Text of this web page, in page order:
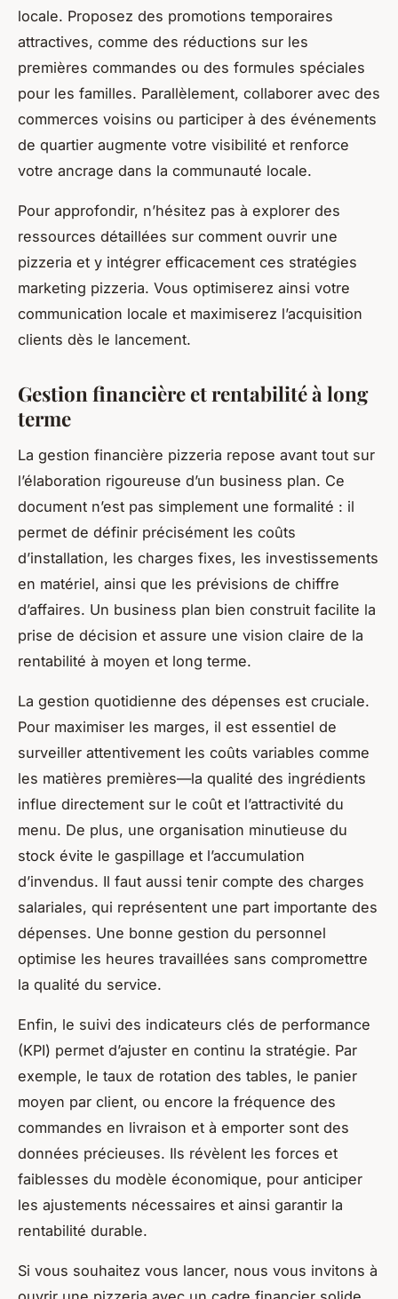
locale. Proposez des promotions temporaires
attractives, comme des réductions sur les
premières commandes ou des formules spéciales
pour les familles. Parallèlement, collaborer avec des
commerces voisins ou participer à des événements
de quartier augmente votre visibilité et renforce
votre ancrage dans la communauté locale.
Pour approfondir, n’hésitez pas à explorer des
ressources détaillées sur comment ouvrir une
pizzeria et y intégrer efficacement ces stratégies
marketing pizzeria. Vous optimiserez ainsi votre
communication locale et maximiserez l’acquisition
clients dès le lancement.
Gestion financière et rentabilité à long
terme
La gestion financière pizzeria repose avant tout sur
l’élaboration rigoureuse d’un business plan. Ce
document n’est pas simplement une formalité : il
permet de définir précisément les coûts
d’installation, les charges fixes, les investissements
en matériel, ainsi que les prévisions de chiffre
d’affaires. Un business plan bien construit facilite la
prise de décision et assure une vision claire de la
rentabilité à moyen et long terme.
La gestion quotidienne des dépenses est cruciale.
Pour maximiser les marges, il est essentiel de
surveiller attentivement les coûts variables comme
les matières premières—la qualité des ingrédients
influe directement sur le coût et l’attractivité du
menu. De plus, une organisation minutieuse du
stock évite le gaspillage et l’accumulation
d’invendus. Il faut aussi tenir compte des charges
salariales, qui représentent une part importante des
dépenses. Une bonne gestion du personnel
optimise les heures travaillées sans compromettre
la qualité du service.
Enfin, le suivi des indicateurs clés de performance
(KPI) permet d’ajuster en continu la stratégie. Par
exemple, le taux de rotation des tables, le panier
moyen par client, ou encore la fréquence des
commandes en livraison et à emporter sont des
données précieuses. Ils révèlent les forces et
faiblesses du modèle économique, pour anticiper
les ajustements nécessaires et ainsi garantir la
rentabilité durable.
Si vous souhaitez vous lancer, nous vous invitons à